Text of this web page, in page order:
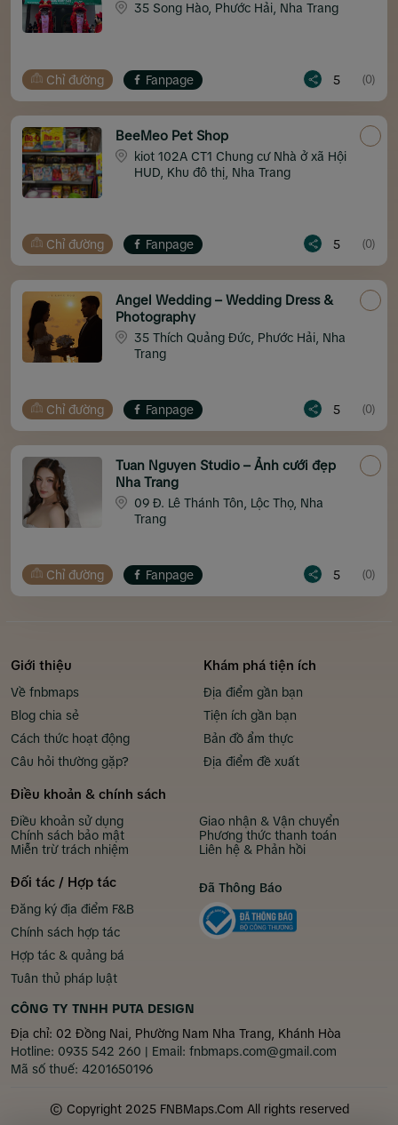
35 Song Hào, Phước Hải, Nha Trang
Chỉ đường Fanpage 5 (0)
BeeMeo Pet Shop
kiot 102A CT1 Chung cư Nhà ở xã Hội
HUD, Khu đô thị, Nha Trang
Chỉ đường Fanpage 5 (0)
Angel Wedding – Wedding Dress &
Photography
35 Thích Quảng Đức, Phước Hải, Nha
Trang
Chỉ đường Fanpage 5 (0)
Tuan Nguyen Studio – Ảnh cưới đẹp
Nha Trang
09 Đ. Lê Thánh Tôn, Lộc Thọ, Nha
Trang
Chỉ đường Fanpage 5 (0)
Giới thiệu
Về fnbmaps
Blog chia sẻ
Cách thức hoạt động
Câu hỏi thường gặp?
Khám phá tiện ích
Địa điểm gần bạn
Tiện ích gần bạn
Bản đồ ẩm thực
Địa điểm đề xuất
Điều khoản & chính sách
Điều khoản sử dụng
Chính sách bảo mật
Miễn trừ trách nhiệm
Giao nhận & Vận chuyển
Phương thức thanh toán
Liên hệ & Phản hồi
Đối tác / Hợp tác
Đăng ký địa điểm F&B
Chính sách hợp tác
Hợp tác & quảng bá
Tuân thủ pháp luật
CÔNG TY TNHH PUTA DESIGN
Địa chỉ: 02 Đồng Nai, Phường Nam Nha Trang, Khánh Hòa
Hotline: 0935 542 260 | Email: fnbmaps.com@gmail.com
Mã số thuế: 4201650196
Đã Thông Báo
© Copyright 2025 FNBMaps.Com All rights reserved